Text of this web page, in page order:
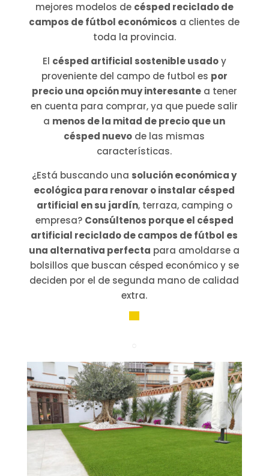
mejores modelos de césped reciclado de
campos de fútbol económicos a clientes de
toda la provincia.
El césped artificial sostenible usadoy
proveniente del campo de futbol es por
precio una opción muy interesantea tener
en cuenta para comprar, ya que puede salir
a menos de la mitad de precio que un
césped nuevo de las mismas
características.
¿Está buscando una solución económica y
ecológica para renovar o instalar césped
artificial en su jardín, terraza, camping o
empresa? Consúltenos porque el césped
artificial reciclado de campos de fútbol es
una alternativa perfecta para amoldarse a
bolsillos que buscan césped económico y se
deciden por el de segunda mano de calidad
extra.
▀